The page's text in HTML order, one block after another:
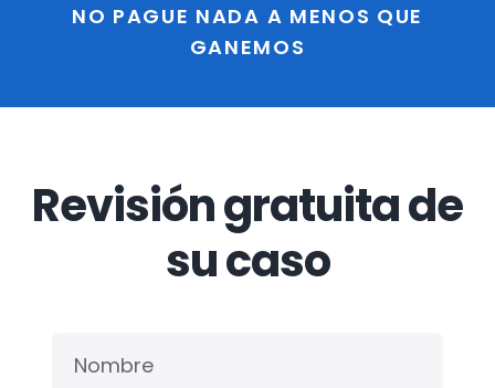
NO PAGUE NADA A MENOS QUE
GANEMOS
Revisión gratuita de
su caso